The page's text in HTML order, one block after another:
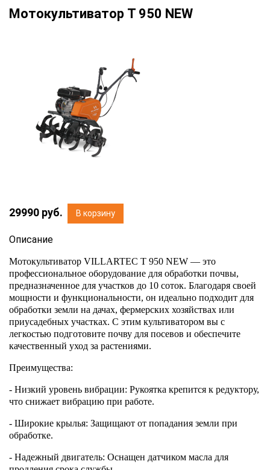
Мотокультиватор T 950 NEW
29990 руб. В корзину
Описание
Мотокультиватор VILLARTEC T 950 NEW — это
профессиональное оборудование для обработки почвы,
предназначенное для участков до 10 соток. Благодаря своей
мощности и функциональности, он идеально подходит для
обработки земли на дачах, фермерских хозяйствах или
приусадебных участках. С этим культиватором вы с
легкостью подготовите почву для посевов и обеспечите
качественный уход за растениями.
Преимущества:
- Низкий уровень вибрации: Рукоятка крепится к редуктору,
что снижает вибрацию при работе.
- Широкие крылья: Защищают от попадания земли при
обработке.
- Надежный двигатель: Оснащен датчиком масла для